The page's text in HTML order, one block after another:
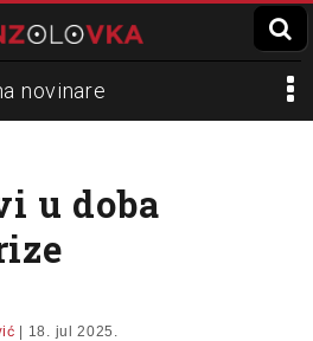
novinare
mediji
Ćuruvija
u doba
| 18. jul 2025.